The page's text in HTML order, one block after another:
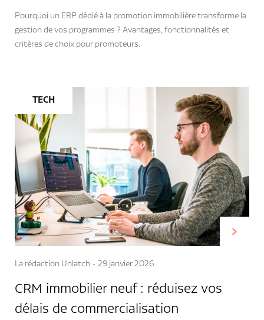
Pourquoi un ERP dédié à la promotion immobilière transforme la
gestion de vos programmes ? Avantages, fonctionnalités et
critères de choix pour promoteurs.
TECH
La rédaction Unlatch 29 janvier 2026
CRM immobilier neuf : réduisez vos
délais de commercialisation